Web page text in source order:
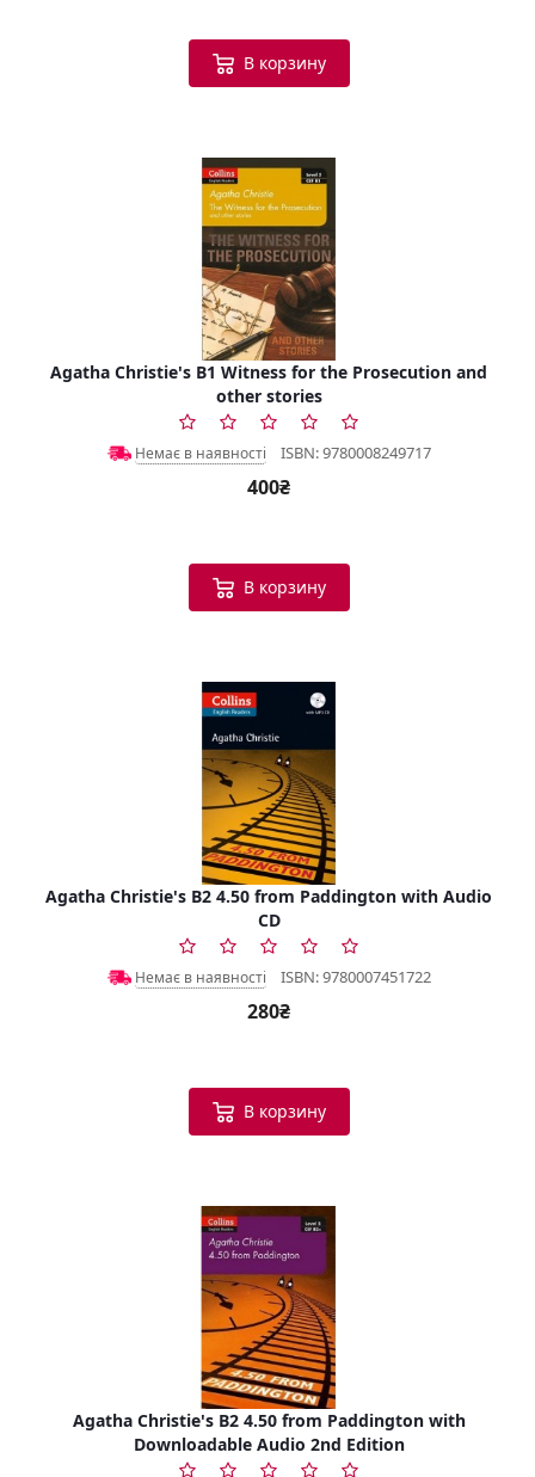
В корзину
Agatha Christie's B1 Witness for the Prosecution and
other stories
Немає в наявності ISBN: 9780008249717
400₴
В корзину
Agatha Christie's B2 4.50 from Paddington with Audio
CD
Немає в наявності ISBN: 9780007451722
280₴
В корзину
Agatha Christie's B2 4.50 from Paddington with
Downloadable Audio 2nd Edition